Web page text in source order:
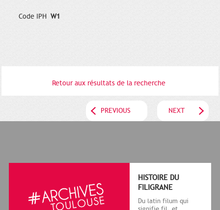
Code IPH W1
Retour aux résultats de la recherche
PREVIOUS NEXT
HISTOIRE DU
FILIGRANE
Du latin filum qui